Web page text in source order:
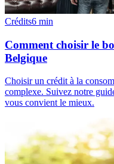
Crédits6 min
Comment choisir le
Belgique
Choisir un crédit à la
complexe. Suivez notre
vous convient le mieux.